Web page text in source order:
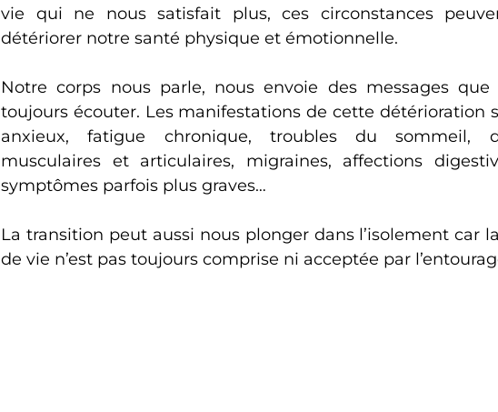
vie qui ne nous satisfait plus, ces circonstances
détériorer notre santé physique et émotionnelle.
Notre corps nous parle, nous envoie des messages
toujours écouter. Les manifestations de cette détérioration
anxieux, fatigue chronique, troubles du sommeil,
musculaires et articulaires, migraines, affections
symptômes parfois plus graves…
La transition peut aussi nous plonger dans l’isolement car
de vie n’est pas toujours comprise ni acceptée par